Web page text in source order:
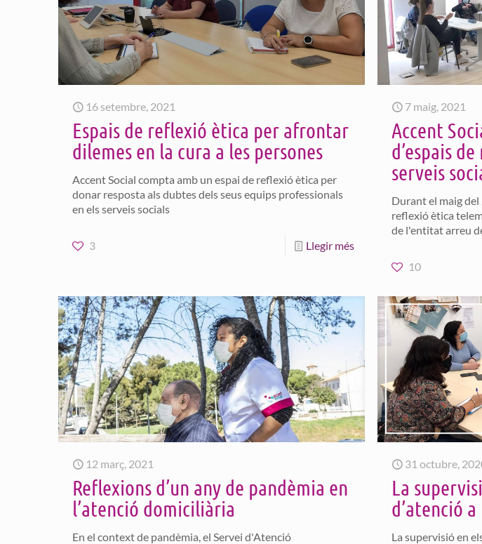
16 setembre, 2021
Espais de reflexió ètica per afrontar
dilemes en la cura a les persones
Accent Social compta amb un espai de reflexió ètica per
donar resposta als dubtes dels seus equips professionals
en els serveis socials
3 Llegir més
7 maig, 2021
Accent
d’espais
serveis
Durant el maig
reflexió ètica
de l'entitat arreu
10
12 març, 2021
Reflexions d’un any de pandèmia en
l’atenció domiciliària
En el context de pandèmia, el Servei d'Atenció
31 octubre,
La
d’atenció
La supervisió en